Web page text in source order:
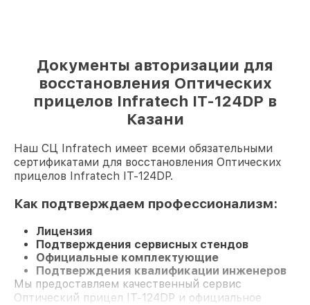
Документы авторизации для
восстановления Оптических
прицелов Infratech IT-124DP в
Казани
Наш СЦ Infratech имеет всеми обязательными
сертификатами для восстановления Оптических
прицелов Infratech IT-124DP.
Как подтверждаем профессионализм:
Лицензия
Подтверждения сервисных стендов
Официальные комплектующие
Подтверждения квалификации инженеров
Мы предоставляем качественный сервис
Оптический прицел IT-124DP и официальное